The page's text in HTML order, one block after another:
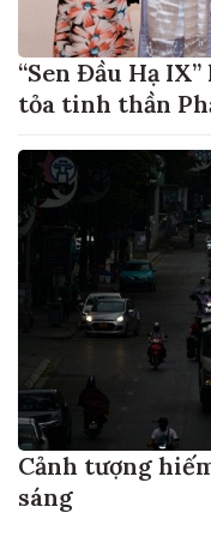
“Sen Đầu Hạ
tỏa tinh thần
Cảnh tượng
sáng